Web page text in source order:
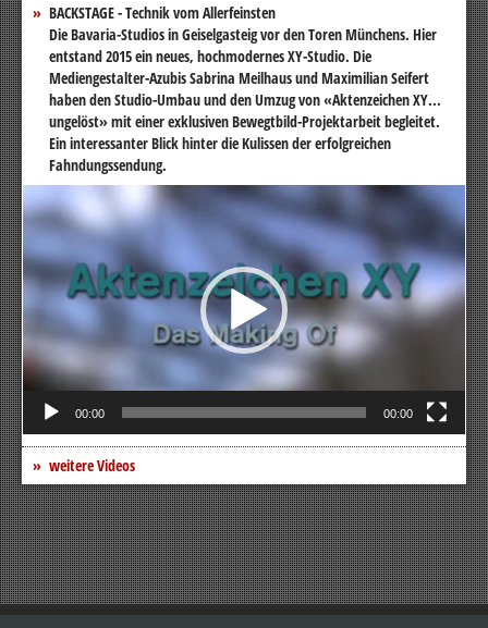
BACKSTAGE - Technik vom Allerfeinsten
Die Bavaria-Studios in Geiselgasteig vor den Toren Münchens. Hier
entstand 2015 ein neues, hochmodernes XY-Studio. Die
Mediengestalter-Azubis Sabrina Meilhaus und Maximilian Seifert
haben den Studio-Umbau und den Umzug von «Aktenzeichen XY...
ungelöst» mit einer exklusiven Bewegtbild-Projektarbeit begleitet.
Ein interessanter Blick hinter die Kulissen der erfolgreichen
Fahndungssendung.
Video-
Player
00:00 00:00
weitere Videos